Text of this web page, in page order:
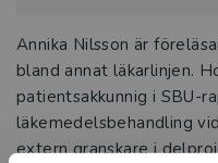
Annika Nilsson är
bland annat läkarlinjen.
patientsakkunnig i SBU-
läkemedelsbehandling
extern granskare i